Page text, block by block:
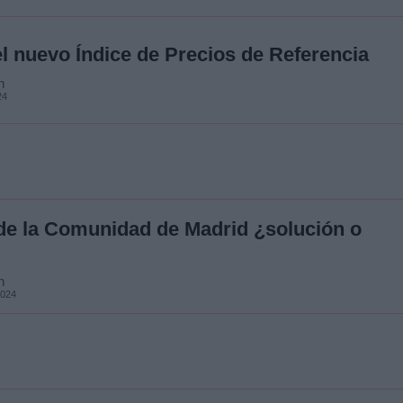
nuevo Índice de Precios de Referencia
la Comunidad de Madrid ¿solución o